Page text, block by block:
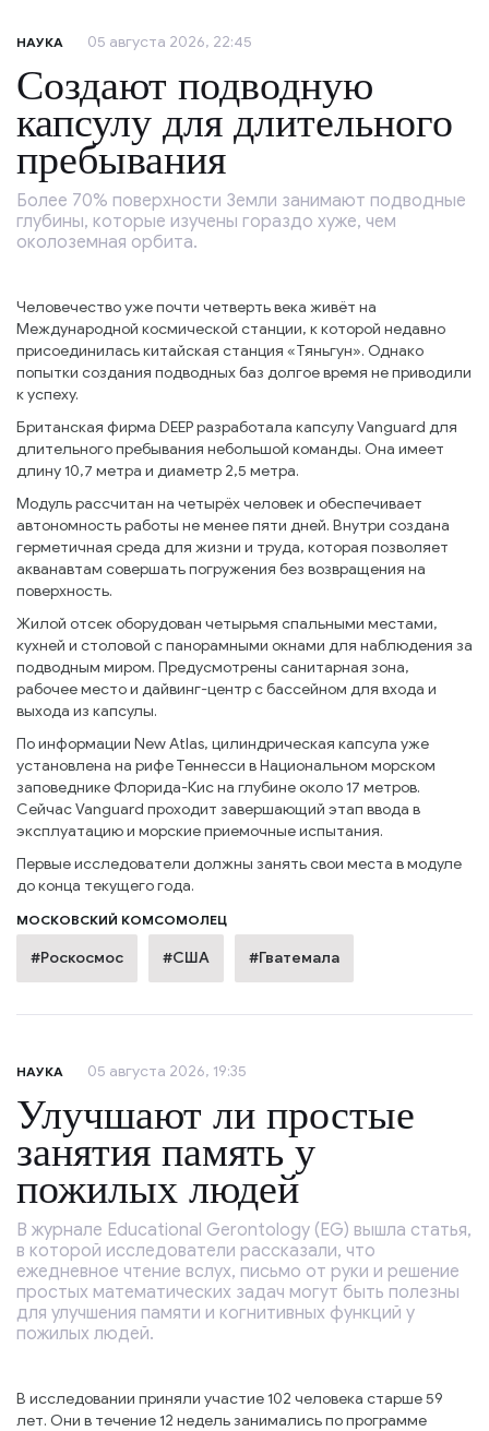
НАУКА 05 августа 2026, 22:45
Создают подводную
капсулу для длительного
пребывания
Более 70% поверхности Земли занимают подводные
глубины, которые изучены гораздо хуже, чем
околоземная орбита.
Человечество уже почти четверть века живёт на
Международной космической станции, к которой недавно
присоединилась китайская станция «Тяньгун». Однако
попытки создания подводных баз долгое время не приводили
к успеху.
Британская фирма DEEP разработала капсулу Vanguard для
длительного пребывания небольшой команды. Она имеет
длину 10,7 метра и диаметр 2,5 метра.
Модуль рассчитан на четырёх человек и обеспечивает
автономность работы не менее пяти дней. Внутри создана
герметичная среда для жизни и труда, которая позволяет
акванавтам совершать погружения без возвращения на
поверхность.
Жилой отсек оборудован четырьмя спальными местами,
кухней и столовой с панорамными окнами для наблюдения за
подводным миром. Предусмотрены санитарная зона,
рабочее место и дайвинг-центр с бассейном для входа и
выхода из капсулы.
По информации New Atlas, цилиндрическая капсула уже
установлена на рифе Теннесси в Национальном морском
заповеднике Флорида-Кис на глубине около 17 метров.
Сейчас Vanguard проходит завершающий этап ввода в
эксплуатацию и морские приемочные испытания.
Первые исследователи должны занять свои места в модуле
до конца текущего года.
МОСКОВСКИЙ КОМСОМОЛЕЦ
#Роскосмос #США #Гватемала
НАУКА 05 августа 2026, 19:35
Улучшают ли простые
занятия память у
пожилых людей
В журнале Educational Gerontology (EG) вышла статья,
в которой исследователи рассказали, что
ежедневное чтение вслух, письмо от руки и решение
простых математических задач могут быть полезны
для улучшения памяти и когнитивных функций у
пожилых людей.
В исследовании приняли участие 102 человека старше 59
лет. Они в течение 12 недель занимались по программе